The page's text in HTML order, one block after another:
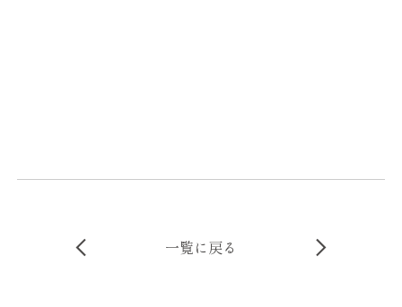
一覧に戻る